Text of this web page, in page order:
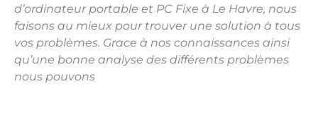
d’ordinateur portable et PC Fixe à Le Havre, nous
faisons au mieux pour trouver une solution à tous
vos problèmes. Grace à nos connaissances ainsi
qu’une bonne analyse des différents problèmes
nous pouvons